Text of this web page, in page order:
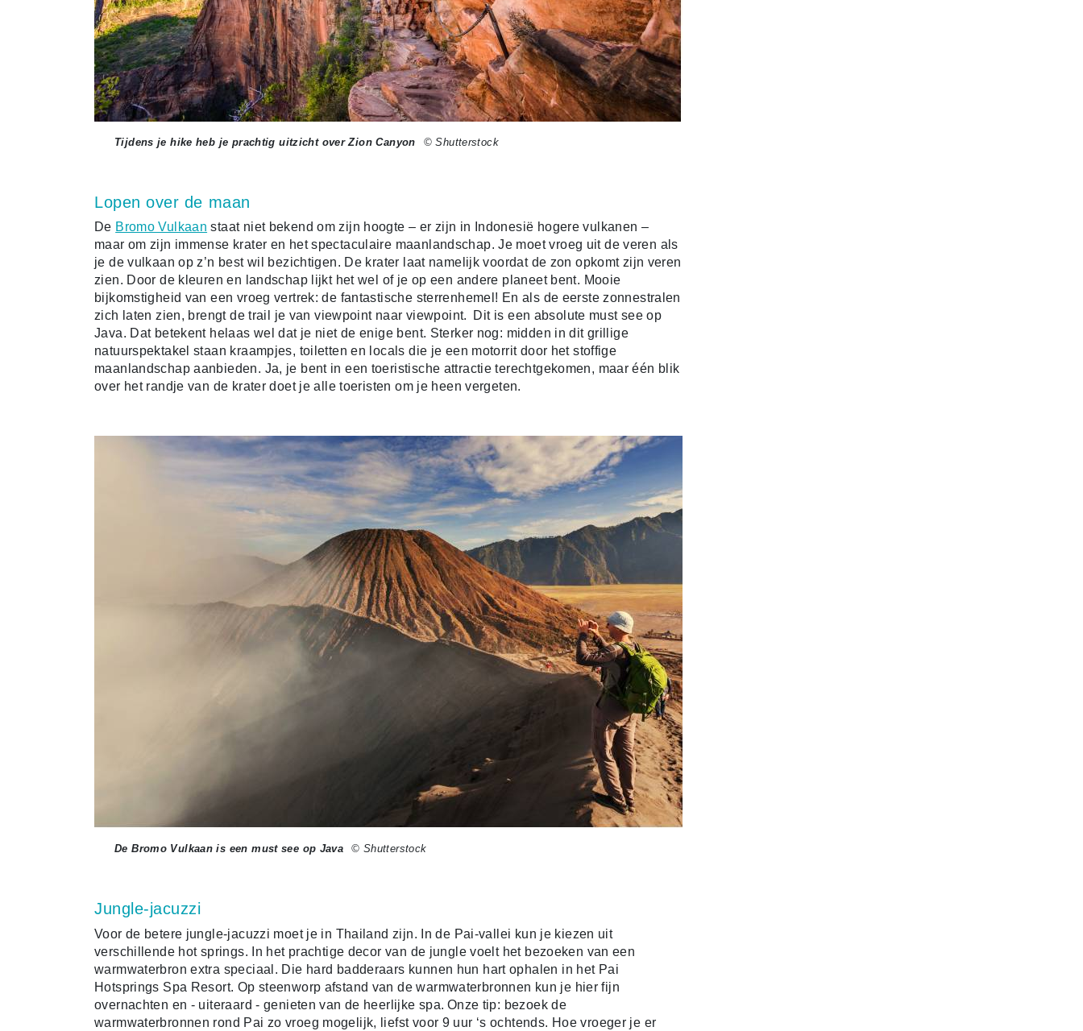
Tijdens je hike heb je prachtig uitzicht over Zion Canyon © Shutterstock
Lopen over de maan
De Bromo Vulkaan staat niet bekend om zijn hoogte – er zijn in Indonesië hogere vulkanen –
maar om zijn immense krater en het spectaculaire maanlandschap. Je moet vroeg uit de veren als
je de vulkaan op z’n best wil bezichtigen. De krater laat namelijk voordat de zon opkomt zijn veren
zien. Door de kleuren en landschap lijkt het wel of je op een andere planeet bent. Mooie
bijkomstigheid van een vroeg vertrek: de fantastische sterrenhemel! En als de eerste zonnestralen
zich laten zien, brengt de trail je van viewpoint naar viewpoint. Dit is een absolute must see op
Java. Dat betekent helaas wel dat je niet de enige bent. Sterker nog: midden in dit grillige
natuurspektakel staan kraampjes, toiletten en locals die je een motorrit door het stoffige
maanlandschap aanbieden. Ja, je bent in een toeristische attractie terechtgekomen, maar één blik
over het randje van de krater doet je alle toeristen om je heen vergeten.
De Bromo Vulkaan is een must see op Java © Shutterstock
Jungle-jacuzzi
Voor de betere jungle-jacuzzi moet je in Thailand zijn. In de Pai-vallei kun je kiezen uit
verschillende hot springs. In het prachtige decor van de jungle voelt het bezoeken van een
warmwaterbron extra speciaal. Die hard badderaars kunnen hun hart ophalen in het Pai
Hotsprings Spa Resort. Op steenworp afstand van de warmwaterbronnen kun je hier fijn
overnachten en - uiteraard - genieten van de heerlijke spa. Onze tip: bezoek de
warmwaterbronnen rond Pai zo vroeg mogelijk, liefst voor 9 uur ‘s ochtends. Hoe vroeger je er